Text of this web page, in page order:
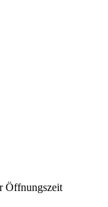
Öffnungszeit